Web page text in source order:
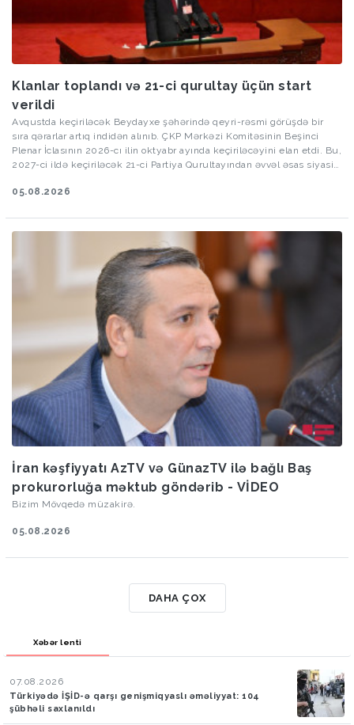
Klanlar toplandı və 21-ci qurultay üçün start
verildi
Avqustda keçiriləcək Beydayxe şəhərində qeyri-rəsmi görüşdə bir
sıra qərarlar artıq indidən alınıb. ÇKP Mərkəzi Komitəsinin Beşinci
Plenar İclasının 2026-cı ilin oktyabr ayında keçiriləcəyini elan etdi. Bu,
2027-ci ildə keçiriləcək 21-ci Partiya Qurultayından əvvəl əsas siyasi
verəcəyi və Si Cinpinin Çin lideri kimi dördüncü müddətə
05.08.2026
İran kəşfiyyatı AzTV və GünazTV ilə bağlı Baş
prokurorluğa məktub göndərib - VİDEO
Bizim Mövqedə müzakirə.
05.08.2026
DAHA ÇOX
Xəbər lenti
07.08.2026
Türkiyədə İŞİD-ə qarşı genişmiqyaslı əməliyyat: 104
şübhəli saxlanıldı